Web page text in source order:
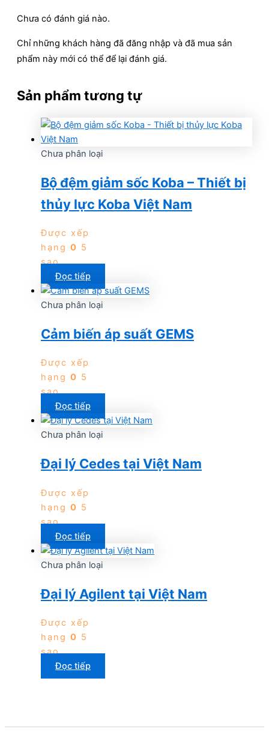
Chưa có đánh giá nào.
Chỉ những khách hàng đã đăng nhập và đã mua sản
phẩm này mới có thể để lại đánh giá.
Sản phẩm tương tự
Chưa phân loại
Bộ đệm giảm sốc Koba – Thiết bị
thủy lực Koba Việt Nam
Được xếp
hạng 0 5
sao
Đọc tiếp
Chưa phân loại
Cảm biến áp suất GEMS
Được xếp
hạng 0 5
sao
Đọc tiếp
Chưa phân loại
Đại lý Cedes tại Việt Nam
Được xếp
hạng 0 5
sao
Đọc tiếp
Chưa phân loại
Đại lý Agilent tại Việt Nam
Được xếp
hạng 0 5
sao
Đọc tiếp